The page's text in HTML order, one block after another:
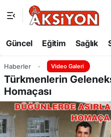
Güncel Eğitim Sağlık
Haberler Video Galeri
Türkmenlerin
Homaçası